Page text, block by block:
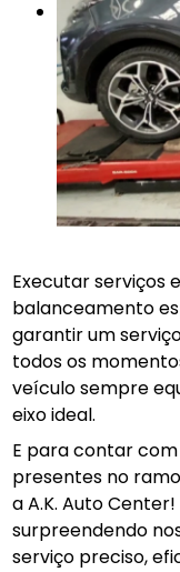
Executar serviços
balanceamento
garantir um
todos os
veículo sempre
eixo ideal.
E para contar
presentes no
a A.K. Auto
surpreendendo
serviço preciso,